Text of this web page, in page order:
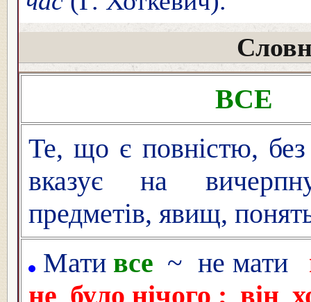
ВСЕ
Те, що є повністю,
вказує на
предметів, явищ,
Мати все ~ не мати
не було нічого ; він